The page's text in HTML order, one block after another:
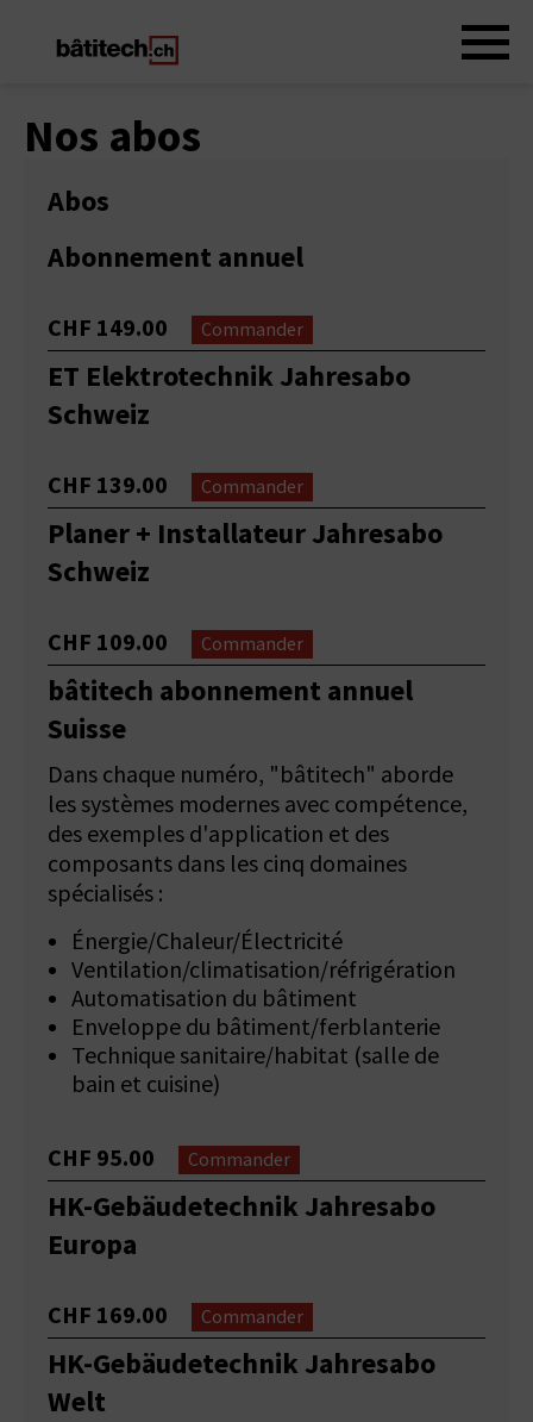
Nos abos
Abos
Abonnement annuel
CHF 149.00 Commander
ET Elektrotechnik Jahresabo
Schweiz
CHF 139.00 Commander
Planer + Installateur Jahresabo
Schweiz
CHF 109.00 Commander
bâtitech abonnement annuel
Suisse
Dans chaque numéro, "bâtitech" aborde
les systèmes modernes avec compétence,
des exemples d'application et des
composants dans les cinq domaines
spécialisés :
Énergie/Chaleur/Électricité
Ventilation/climatisation/réfrigération
Automatisation du bâtiment
Enveloppe du bâtiment/ferblanterie
Technique sanitaire/habitat (salle de
bain et cuisine)
CHF 95.00 Commander
HK-Gebäudetechnik Jahresabo
Europa
CHF 169.00 Commander
HK-Gebäudetechnik Jahresabo
Welt